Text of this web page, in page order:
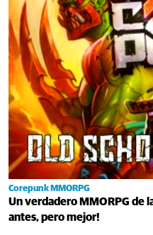
Corepunk MMORPG
Un verdadero MMORPG de
antes, pero mejor!